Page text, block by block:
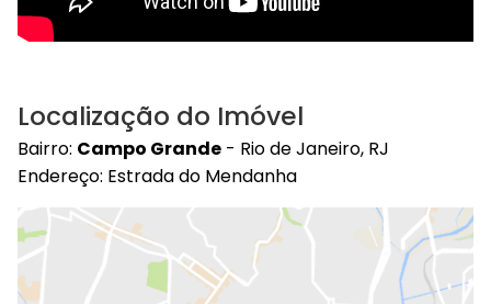
Localização do Imóvel
Bairro: Campo Grande - Rio de Janeiro, RJ
Endereço: Estrada do Mendanha